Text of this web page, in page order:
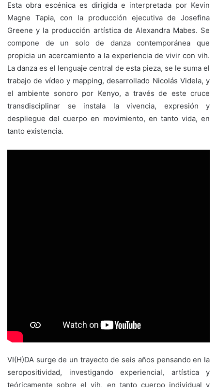
Esta obra escénica es dirigida e interpretada por Kevin
Magne Tapia, con la producción ejecutiva de Josefina
Greene y la producción artística de Alexandra Mabes. Se
compone de un solo de danza contemporánea que
propicia un acercamiento a la experiencia de vivir con vih.
La danza es el lenguaje central de esta pieza, se le suma el
trabajo de vídeo y mapping, desarrollado Nicolás Videla, y
el ambiente sonoro por Kenyo, a través de este cruce
transdisciplinar se instala la vivencia, expresión y
despliegue del cuerpo en movimiento, en tanto vida, en
tanto existencia.
VI(H)DA surge de un trayecto de seis años pensando en la
seropositividad, investigando experiencial, artística y
teóricamente sobre el vih, en tanto cuerpo individual y